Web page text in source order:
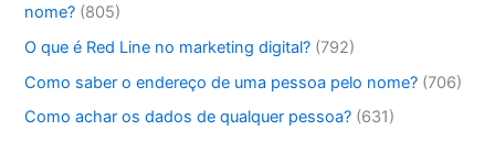
nome? (805)
O que é Red Line no marketing digital? (792)
Como saber o endereço de uma pessoa pelo nome? (706)
Como achar os dados de qualquer pessoa? (631)